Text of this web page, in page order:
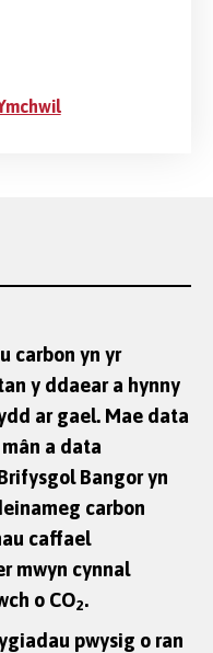
carbon yn yr
y ddaear a hynny
ar gael. Mae data
a data
Bangor yn
carbon
caffael
mwyn cynnal
o CO2.
pwysig o ran